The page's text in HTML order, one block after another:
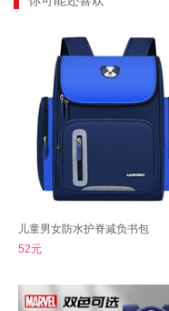
儿童男女防水护脊减负书包
52元